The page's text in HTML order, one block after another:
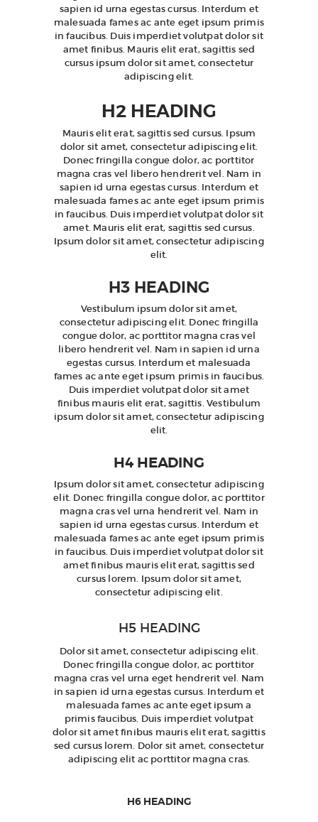
sapien id urna egestas cursus. Interdum et
malesuada fames ac ante eget ipsum primis
in faucibus. Duis imperdiet volutpat dolor sit
amet finibus. Mauris elit erat, sagittis sed
cursus ipsum dolor sit amet, consectetur
adipiscing elit.
H2 HEADING
Mauris elit erat, sagittis sed cursus. Ipsum
dolor sit amet, consectetur adipiscing elit.
Donec fringilla congue dolor, ac porttitor
magna cras vel libero hendrerit vel. Nam in
sapien id urna egestas cursus. Interdum et
malesuada fames ac ante eget ipsum primis
in faucibus. Duis imperdiet volutpat dolor sit
amet. Mauris elit erat, sagittis sed cursus.
Ipsum dolor sit amet, consectetur adipiscing
elit.
H3 HEADING
Vestibulum ipsum dolor sit amet,
consectetur adipiscing elit. Donec fringilla
congue dolor, ac porttitor magna cras vel
libero hendrerit vel. Nam in sapien id urna
egestas cursus. Interdum et malesuada
fames ac ante eget ipsum primis in faucibus.
Duis imperdiet volutpat dolor sit amet
finibus mauris elit erat, sagittis. Vestibulum
ipsum dolor sit amet, consectetur adipiscing
elit.
H4 HEADING
Ipsum dolor sit amet, consectetur adipiscing
elit. Donec fringilla congue dolor, ac porttitor
magna cras vel urna hendrerit vel. Nam in
sapien id urna egestas cursus. Interdum et
malesuada fames ac ante eget ipsum primis
in faucibus. Duis imperdiet volutpat dolor sit
amet finibus mauris elit erat, sagittis sed
cursus lorem. Ipsum dolor sit amet,
consectetur adipiscing elit.
H5 HEADING
Dolor sit amet, consectetur adipiscing elit.
Donec fringilla congue dolor, ac porttitor
magna cras vel urna eget hendrerit vel. Nam
in sapien id urna egestas cursus. Interdum et
malesuada fames ac ante eget ipsum a
primis faucibus. Duis imperdiet volutpat
dolor sit amet finibus mauris elit erat, sagittis
sed cursus lorem. Dolor sit amet, consectetur
adipiscing elit ac porttitor magna cras.
H6 HEADING